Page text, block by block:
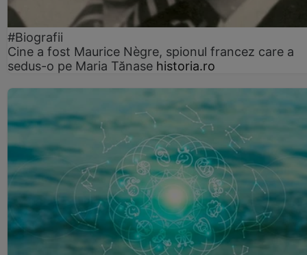
#Biografii
Cine a fost Maurice Nègre, spionul francez care a
sedus-o pe Maria Tănase historia.ro